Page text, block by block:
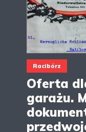
Racibórz
Oferta
garażu.